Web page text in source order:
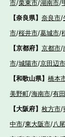
市/栗東市/湖南市/
【奈良県】 奈良市/
市/桜井市/葛城市/
【京都府】 京都市/
市/城陽市/京田辺市
【和歌山県】 橋本
美野町/海南市/有
【大阪府】 枚方市/
中市/東大阪市/八